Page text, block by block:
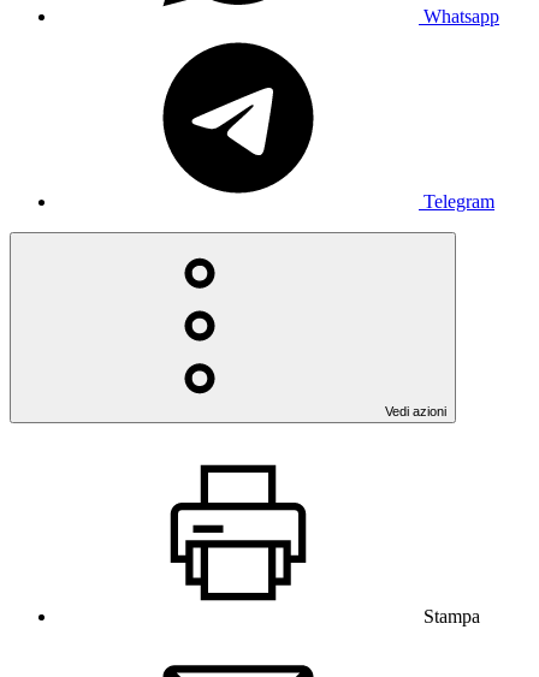
Whatsapp
Telegram
Vedi azioni
Stampa